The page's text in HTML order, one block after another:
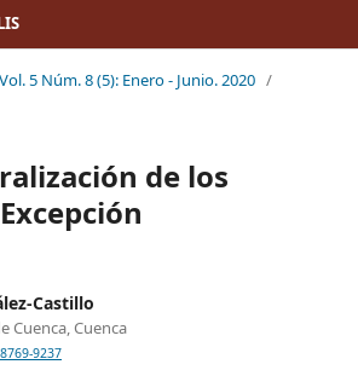
Vol. 5 Núm. 8 (5): Enero - Junio. 2020 /
de los
Castillo
Cuenca, Cuenca
9237